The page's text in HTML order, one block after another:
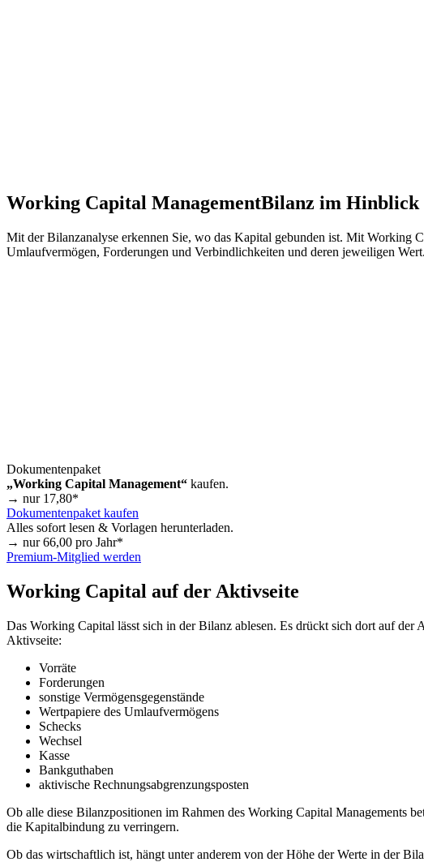
Working Capital ManagementBilanz im Hinblick
Mit der Bilanzanalyse erkennen Sie, wo das Kapital gebunden ist. Mit Working
Umlaufvermögen, Forderungen und Verbindlichkeiten und deren jeweiligen
Dokumentenpaket
„Working Capital Management“ kaufen.
→ nur 17,80*
Dokumentenpaket kaufen
Alles sofort lesen & Vorlagen herunterladen.
→ nur66,00 pro Jahr*
Premium-Mitglied werden
Working Capital auf der Aktivseite
Das Working Capital lässt sich in der Bilanz ablesen. Es drückt sich dort auf
Aktivseite:
Vorräte
Forderungen
sonstige Vermögensgegenstände
Wertpapiere des Umlaufvermögens
Schecks
Wechsel
Kasse
Bankguthaben
aktivische Rechnungsabgrenzungsposten
Ob alle diese Bilanzpositionen im Rahmen des Working Capital Managements
die Kapitalbindung zu verringern.
Ob das wirtschaftlich ist, hängt unter anderem von der Höhe der Werte in der